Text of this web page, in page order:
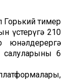
Горький тимер
үстерүгә 210
юнәлдерергә
6